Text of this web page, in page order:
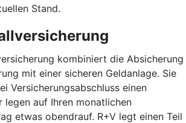
Stand.
kombiniert die Absicherung
mit einer sicheren Geldanlage. Sie
Versicherungsabschluss einen
legen auf Ihren monatlichen
etwas obendrauf. R+V legt einen Teil